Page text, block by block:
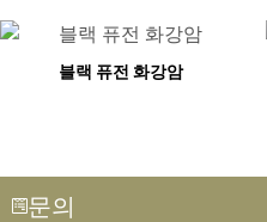
블랙 퓨전 화강암
문의